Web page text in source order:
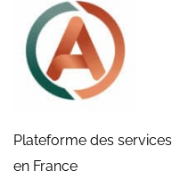
Plateforme des
en France